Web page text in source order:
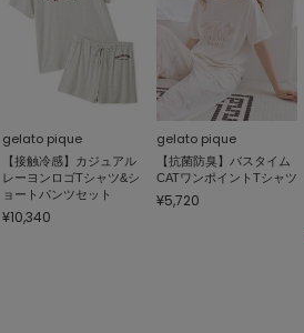
gelato pique
【接触冷感】カジュアル
レーヨンロゴTシャツ&シ
ョートパンツセット
¥10,340
gelato pique
【抗菌防臭】バスタイム
CATワンポイントTシャツ
¥5,720